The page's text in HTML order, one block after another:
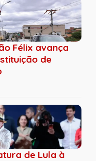
Félix avança
de
de Lula à